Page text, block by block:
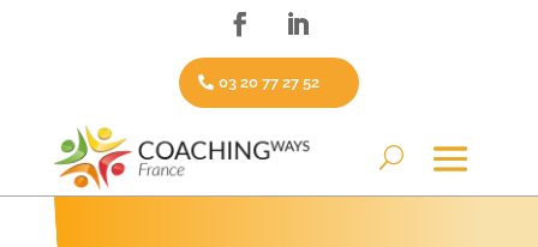
03 20 77 27 52